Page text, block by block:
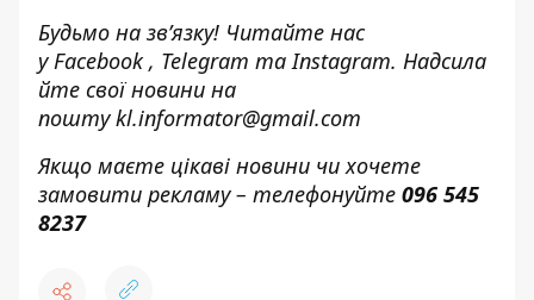
Будьмо на зв’язку! Читайте нас
уFacebook, Telegram таInstagram. Надсила
йте свої новини на
поштуkl.informator@gmail.com
Якщо маєте цікаві новини чи хочете
замовити рекламу – телефонуйте 096 545
8237